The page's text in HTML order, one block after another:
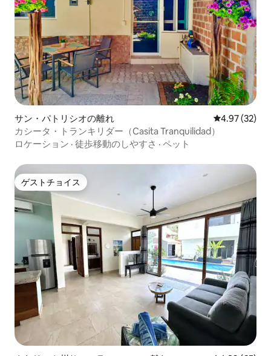
サン・パトリシオの離れ レビュー32
4.97 (32)
カシータ・トランキリダー（Casita Tranquilidad）
ロケーション · 徒歩移動のしやすさ · ペット
ゲストチョイス
ゲストチョイス